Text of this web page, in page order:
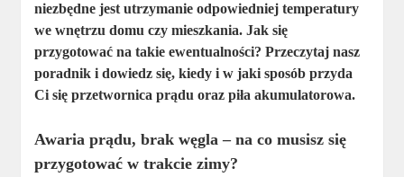
niezbędne jest utrzymanie odpowiedniej temperatury
we wnętrzu domu czy mieszkania. Jak się
przygotować na takie ewentualności? Przeczytaj nasz
poradnik i dowiedz się, kiedy i w jaki sposób przyda
Ci się przetwornica prądu oraz piła akumulatorowa.
Awaria prądu, brak węgla – na co musisz się
przygotować w trakcie zimy?